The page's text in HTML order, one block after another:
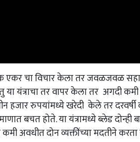
एकर चा विचार केला तर जवळजवळ सहा
यंत्राचा तर वापर केला तर अगदी
हजार रुपयांमध्ये खरेदी केले तर दरवर्षी
बचत होते. या यंत्रामध्ये ब्लेड
कमी अवधीत दोन व्यक्तींच्या मदतीने